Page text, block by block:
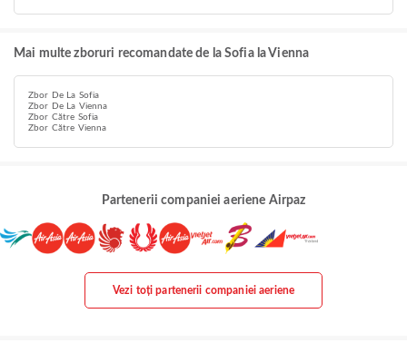
Mai multe zboruri recomandate de la Sofia la Vienna
Zbor De La Sofia
Zbor De La Vienna
Zbor Către Sofia
Zbor Către Vienna
Partenerii companiei aeriene Airpaz
Vezi toți partenerii companiei aeriene